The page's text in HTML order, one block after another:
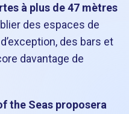
à plus de 47 mètres
des espaces de
des bars et
davantage de
the Seas proposera